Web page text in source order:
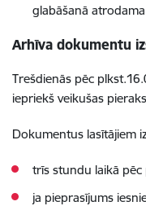
glabāšanā atrodama
Arhīva dokumentu
Trešdienās pēc
iepriekš veikušas
Dokumentus lasītājiem
trīs stundu laikā pēc
ja pieprasījums